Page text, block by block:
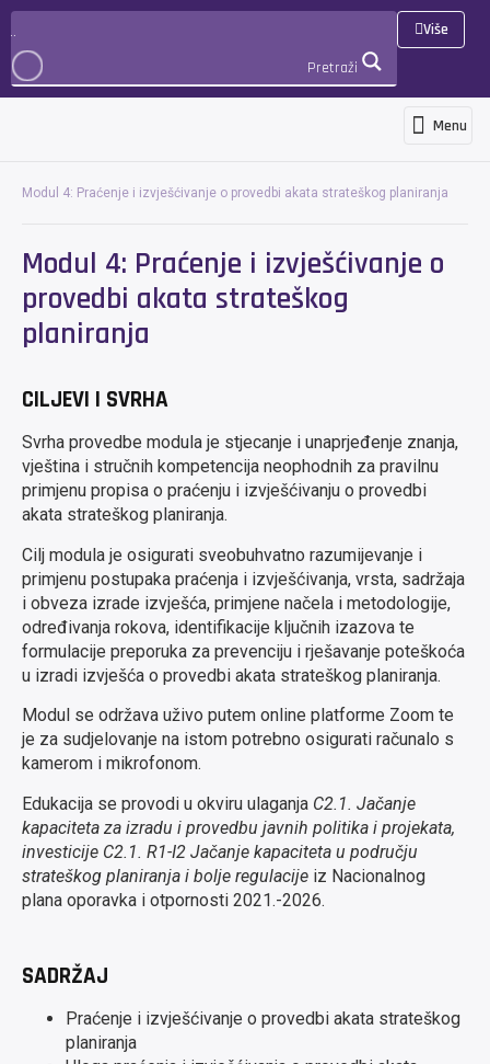
Pretraži
Više
Menu
Modul 4: Praćenje i izvješćivanje o provedbi akata strateškog planiranja
Modul 4: Praćenje i izvješćivanje o
provedbi akata strateškog
planiranja
CILJEVI I SVRHA
Svrha provedbe modula je stjecanje i unaprjeđenje znanja,
vještina i stručnih kompetencija neophodnih za pravilnu
primjenu propisa o praćenju i izvješćivanju o provedbi
akata strateškog planiranja.
Cilj modula je osigurati sveobuhvatno razumijevanje i
primjenu postupaka praćenja i izvješćivanja, vrsta, sadržaja
i obveza izrade izvješća, primjene načela i metodologije,
određivanja rokova, identifikacije ključnih izazova te
formulacije preporuka za prevenciju i rješavanje poteškoća
u izradi izvješća o provedbi akata strateškog planiranja.
Modul se održava uživo putem online platforme Zoom te
je za sudjelovanje na istom potrebno osigurati računalo s
kamerom i mikrofonom.
Edukacija se provodi u okviru ulaganja C2.1. Jačanje
kapaciteta za izradu i provedbu javnih politika i projekata,
investicije C2.1. R1-I2 Jačanje kapaciteta u području
strateškog planiranja i bolje regulacije iz Nacionalnog
plana oporavka i otpornosti 2021.-2026.
SADRŽAJ
Praćenje i izvješćivanje o provedbi akata strateškog
planiranja